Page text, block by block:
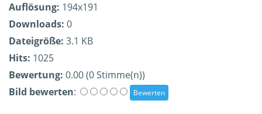
Auflösung: 194x191
Downloads: 0
Dateigröße: 3.1 KB
Hits: 1025
Bewertung: 0.00 (0 Stimme(n))
Bild bewerten: